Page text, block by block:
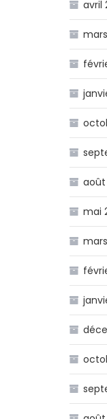
avril
août
mai